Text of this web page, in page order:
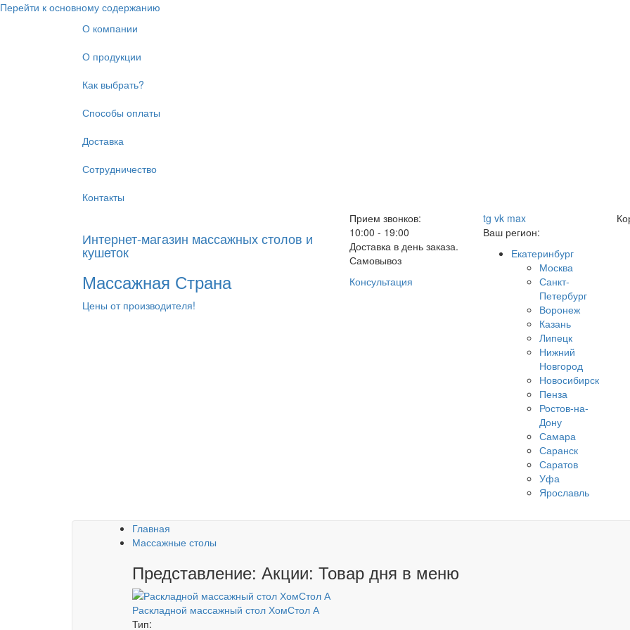
Перейти к основному содержанию
О компании
О продукции
Как выбрать?
Способы оплаты
Доставка
Сотрудничество
Контакты
Интернет-магазин массажных столов и
кушеток
Массажная Страна
Цены от производителя!
Прием звонков:
10:00 - 19:00
Доставка в день заказа.
Самовывоз
Консультация
tg vk max
Ваш регион:
Екатеринбург
Москва
Санкт-
Петербург
Воронеж
Казань
Липецк
Нижний
Новгород
Новосибирск
Пенза
Ростов-на-
Дону
Самара
Саранск
Саратов
Уфа
Ярославль
Главная
Массажные столы
Представление: Акции: Товар дня в меню
Раскладной массажный стол ХомСтол А
Тип: